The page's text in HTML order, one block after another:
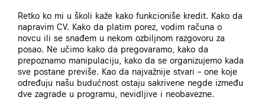
Retko ko mi u školi kaže kako funkcioniše kredit. Kako da
napravim CV. Kako da platim porez, vodim računa o
novcu ili se snađem u nekom ozbiljnom razgovoru za
posao. Ne učimo kako da pregovaramo, kako da
prepoznamo manipulaciju, kako da se organizujemo kada
sve postane previše. Kao da najvažnije stvari – one koje
određuju našu budućnost ostaju sakrivene negde između
dve zagrade u programu, nevidljive i neobavezne.